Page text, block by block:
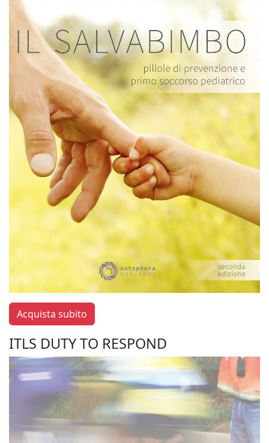
Acquista subito
ITLS DUTY TO RESPOND